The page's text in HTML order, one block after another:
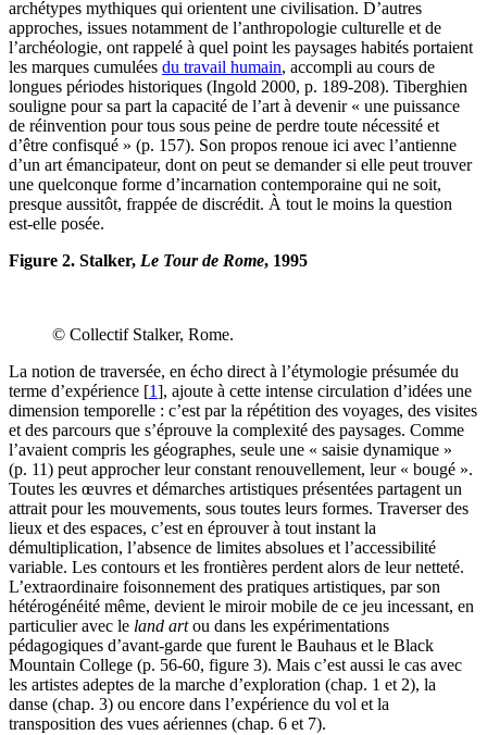
archétypes mythiques qui orientent une civilisation. D’autres
approches, issues notamment de l’anthropologie culturelle et de
l’archéologie, ont rappelé à quel point les paysages habités portaient
les marques cumulées du travail humain, accompli au cours de
longues périodes historiques (Ingold 2000, p. 189-208). Tiberghien
souligne pour sa part la capacité de l’art à devenir « une puissance
de réinvention pour tous sous peine de perdre toute nécessité et
d’être confisqué » (p. 157). Son propos renoue ici avec l’antienne
d’un art émancipateur, dont on peut se demander si elle peut trouver
une quelconque forme d’incarnation contemporaine qui ne soit,
presque aussitôt, frappée de discrédit. À tout le moins la question
est-elle posée.
Figure 2. Stalker, Le Tour de Rome, 1995
© Collectif Stalker, Rome.
La notion de traversée, en écho direct à l’étymologie présumée du
terme d’expérience [1], ajoute à cette intense circulation d’idées une
dimension temporelle : c’est par la répétition des voyages, des visites
et des parcours que s’éprouve la complexité des paysages. Comme
l’avaient compris les géographes, seule une « saisie dynamique »
(p. 11) peut approcher leur constant renouvellement, leur « bougé ».
Toutes les œuvres et démarches artistiques présentées partagent un
attrait pour les mouvements, sous toutes leurs formes. Traverser des
lieux et des espaces, c’est en éprouver à tout instant la
démultiplication, l’absence de limites absolues et l’accessibilité
variable. Les contours et les frontières perdent alors de leur netteté.
L’extraordinaire foisonnement des pratiques artistiques, par son
hétérogénéité même, devient le miroir mobile de ce jeu incessant, en
particulier avec le land artou dans les expérimentations
pédagogiques d’avant-garde que furent le Bauhaus et le Black
Mountain College (p. 56-60, figure 3). Mais c’est aussi le cas avec
les artistes adeptes de la marche d’exploration (chap. 1 et 2), la
danse (chap. 3) ou encore dans l’expérience du vol et la
transposition des vues aériennes (chap. 6 et 7).